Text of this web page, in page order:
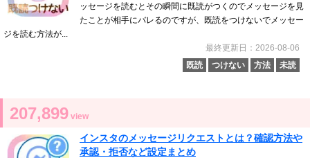
ッセージを読むとその瞬間に既読がつくのでメッセージを見
たことが相手にバレるのですが、既読をつけないでメッセー
ジを読む方法が...
最終更新日：2026-08-06
既読
つけない 方法 未読
207,899 view
インスタのメッセージリクエストとは？確認方法や
承認・拒否など設定まとめ